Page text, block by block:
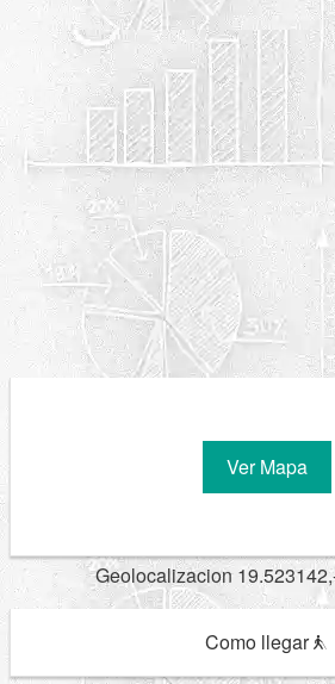
Ver Mapa
Geolocalizacion
Como llegar